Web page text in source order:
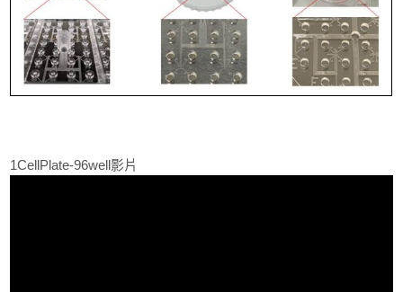
1CellPlate-96well影片